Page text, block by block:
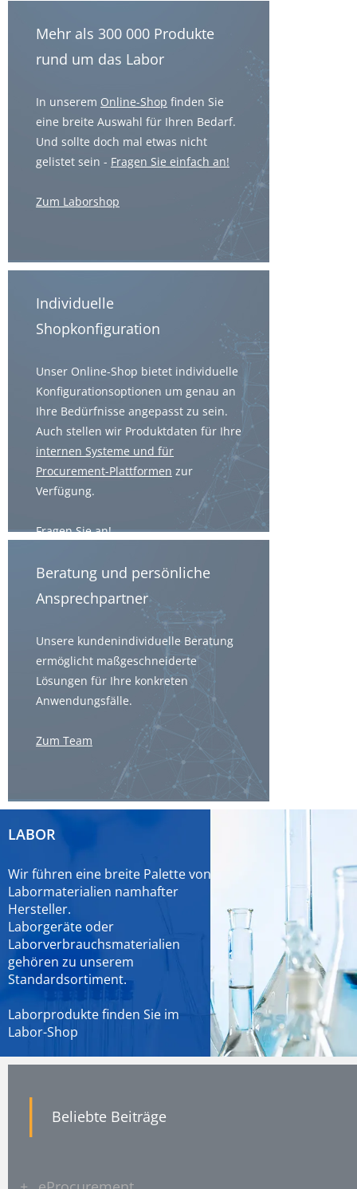
Mehr als 300 000 Produkte
rund um das Labor
In unserem Online-Shop finden Sie
eine breite Auswahl für Ihren Bedarf.
Und sollte doch mal etwas nicht
gelistet sein - Fragen Sie einfach an!
Zum Laborshop
Individuelle
Shopkonfiguration
Unser Online-Shop bietet individuelle
Konfigurationsoptionen um genau an
Ihre Bedürfnisse angepasst zu sein.
Auch stellen wir Produktdaten für Ihre
internen Systeme und für
Procurement-Plattformen zur
Verfügung.
Fragen Sie an!
Beratung und persönliche
Ansprechpartner
Unsere kundenindividuelle Beratung
ermöglicht maßgeschneiderte
Lösungen für Ihre konkreten
Anwendungsfälle.
Zum Team
LABOR
Wir führen eine breite Palette von
Labormaterialien namhafter
Hersteller.
Laborgeräte oder
Laborverbrauchsmaterialien
gehören zu unserem
Standardsortiment.
Laborprodukte finden Sie im
Labor-Shop
| Beliebte Beiträge